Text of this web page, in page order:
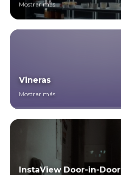
Mostrar más
Vineras
Mostrar más
InstaView Door-in-Door